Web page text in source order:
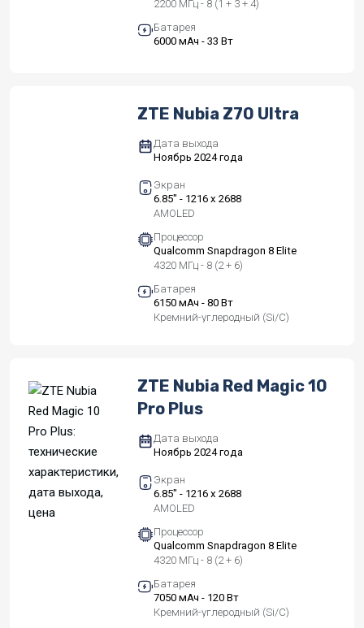
2200 МГц - 8 (1 + 3 + 4)
Батарея
6000 мАч - 33 Вт
ZTE Nubia Z70 Ultra
Дата выхода
Ноябрь 2024 года
Экран
6.85" - 1216 x 2688
AMOLED
Процессор
Qualcomm Snapdragon 8 Elite
4320 МГц - 8 (2 + 6)
Батарея
6150 мАч - 80 Вт
Кремний-углеродный (Si/C)
ZTE Nubia Red Magic 10
Pro Plus
Дата выхода
Ноябрь 2024 года
Экран
6.85" - 1216 x 2688
AMOLED
Процессор
Qualcomm Snapdragon 8 Elite
4320 МГц - 8 (2 + 6)
Батарея
7050 мАч - 120 Вт
Кремний-углеродный (Si/C)